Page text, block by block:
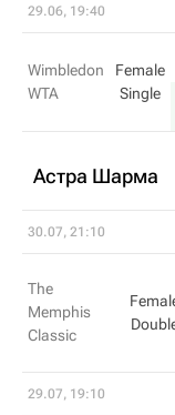
29.06, 19:40
Wimbledon
WTA
Female
Single
Астра Шарма
30.07, 21:10
The
Memphis
Classic
29.07, 19:10